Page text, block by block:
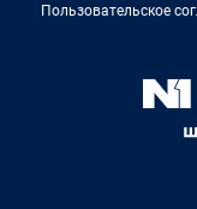
Пользовательское